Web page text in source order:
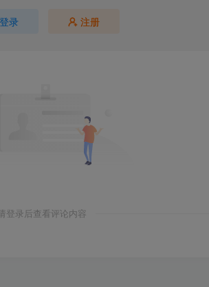
登录 注册
登录后查看评论内容